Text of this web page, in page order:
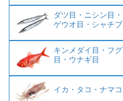
ダツ目・ニシン目
ゲウオ目・シャチ
キンメダイ目・フ
目・ウナギ目
イカ・タコ・ナマ